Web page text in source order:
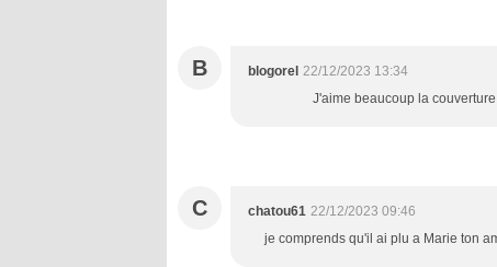
B blogorel 22/12/2023 13:34
J'aime beaucoup la
C chatou61 22/12/2023 09:46
je comprends qu'il ai plu a Marie ton